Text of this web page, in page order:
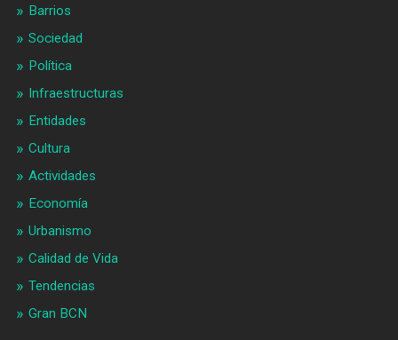
Barrios
Sociedad
Política
Infraestructuras
Entidades
Cultura
Actividades
Economía
Urbanismo
Calidad de Vida
Tendencias
Gran BCN